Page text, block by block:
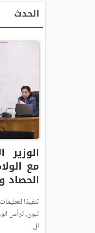
الحدث
الوزير
مع
الحصاد
تنفيذا
تبون, ترأس
ال…